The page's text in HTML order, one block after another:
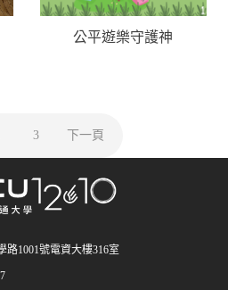
公平遊樂守護神
3 下一頁
路1001號電資大樓316室